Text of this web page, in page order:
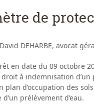
de
DEHARBE, avocat
en date du 09 octobre
à indemnisation
plan d’occupation des
prélèvement d’eau.